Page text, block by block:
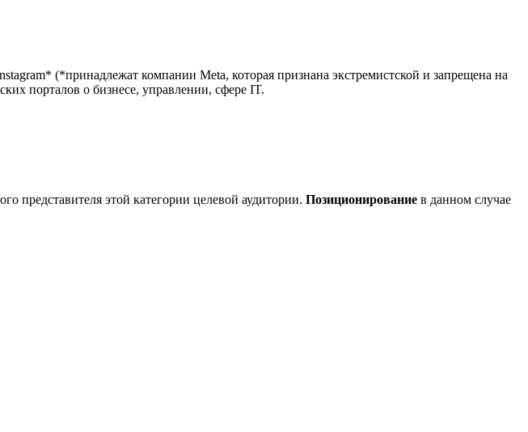
(*принадлежат компании Meta, которая признана экстремистской и запрещена на
порталов о бизнесе, управлении, сфере IT.
представителя этой категории целевой аудитории. Позиционирование в данном случае